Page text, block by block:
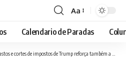
Font
Resizer
Aa
Calendario de Paradas
de impostos de Trump reforça também a vitória dos defensores de armas de fogo